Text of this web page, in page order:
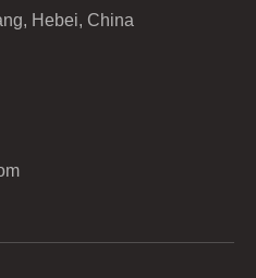
Hebei, China